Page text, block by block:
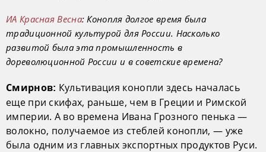
ИА Красная Весна: Конопля долгое время была
традиционной культурой для России. Насколько
развитой была эта промышленность в
дореволюционной России и в советские времена?
Смирнов: Культивация конопли здесь началась
еще при скифах, раньше, чем в Греции и Римской
империи. А во времена Ивана Грозного пенька —
волокно, получаемое из стеблей конопли, — уже
была одним из главных экспортных продуктов Руси.